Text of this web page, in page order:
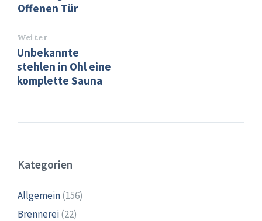
Offenen Tür
Weiter
Unbekannte
stehlen in Ohl eine
komplette Sauna
Kategorien
Allgemein(156)
Brennerei(22)